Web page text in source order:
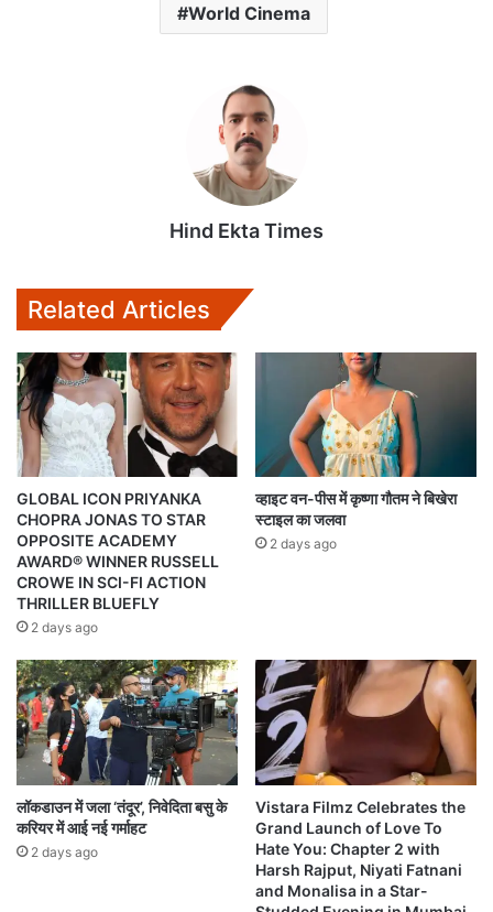
World Cinema
Hind Ekta Times
Related Articles
GLOBAL ICON PRIYANKA
CHOPRA JONAS TO STAR
OPPOSITE ACADEMY
AWARD® WINNER RUSSELL
CROWE IN SCI-FI ACTION
THRILLER BLUEFLY
2 days ago
व्हाइट वन-पीस में कृष्णा गौतम ने बिखेरा
स्टाइल का जलवा
2 days ago
लॉकडाउन में जला ‘तंदूर’, निवेदिता बसु के
करियर में आई नई गर्माहट
2 days ago
Vistara Filmz Celebrates the
Grand Launch of Love To
Hate You: Chapter 2 with
Harsh Rajput, Niyati Fatnani
and Monalisa in a Star-